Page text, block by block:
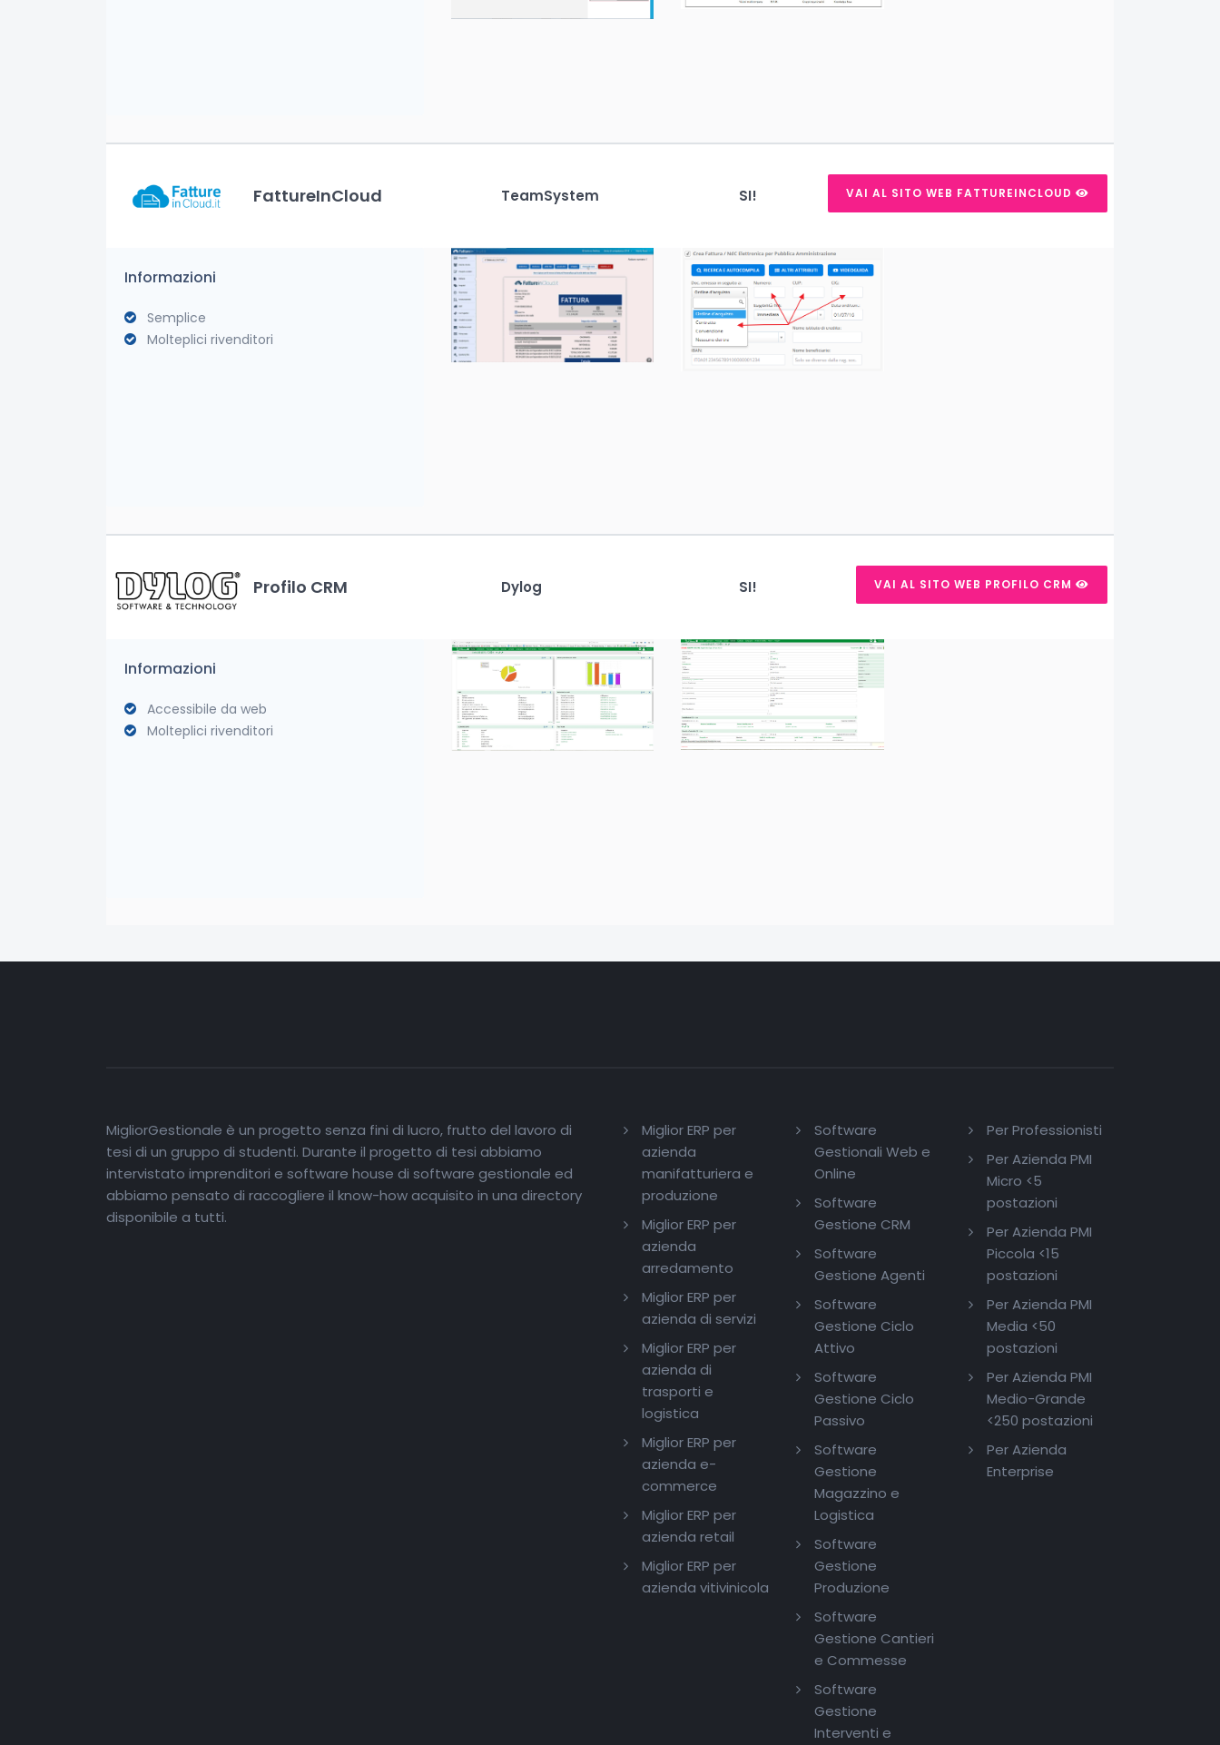
FattureInCloud TeamSystem SI! VAI AL SITO WEB FATTUREINCLOUD
Informazioni
Semplice
Molteplici rivenditori
Profilo CRM Dylog SI! VAI AL SITO WEB PROFILO CRM
Informazioni
Accessibile da web
Molteplici rivenditori
MigliorGestionale è un progetto senza fini di lucro, frutto del lavoro di
tesi di un gruppo di studenti. Durante il progetto di tesi abbiamo
intervistato imprenditori e software house di software gestionale ed
abbiamo pensato di raccogliere il know-how acquisito in una directory
disponibile a tutti.
Miglior ERP per
azienda
manifatturiera e
produzione
Miglior ERP per
azienda
arredamento
Miglior ERP per
azienda di servizi
Miglior ERP per
azienda di
trasporti e
logistica
Miglior ERP per
azienda e-
commerce
Miglior ERP per
azienda retail
Miglior ERP per
azienda vitivinicola
Software
Gestionali Web e
Online
Software
Gestione CRM
Software
Gestione Agenti
Software
Gestione Ciclo
Attivo
Software
Gestione Ciclo
Passivo
Software
Gestione
Magazzino e
Logistica
Software
Gestione
Produzione
Software
Gestione Cantieri
e Commesse
Software
Gestione
Interventi e
Per Professionisti
Per Azienda PMI
Micro <5
postazioni
Per Azienda PMI
Piccola <15
postazioni
Per Azienda PMI
Media <50
postazioni
Per Azienda PMI
Medio-Grande
<250 postazioni
Per Azienda
Enterprise